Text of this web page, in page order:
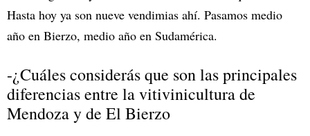
Hasta hoy ya son nueve vendimias ahí. Pasamos medio
año en Bierzo, medio año en Sudamérica.
-¿Cuáles considerás que son las principales
diferencias entre la vitivinicultura de
Mendoza y de El Bierzo